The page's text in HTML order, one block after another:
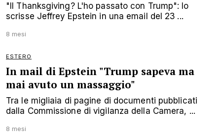
"Il Thanksgiving? L'ho passato con Trump": lo
scrisse Jeffrey Epstein in una email del 23 ...
8 mesi
ESTERO
In mail di Epstein "Trump sapeva ma
mai avuto un massaggio"
Tra le migliaia di pagine di documenti pubblicati
dalla Commissione di vigilanza della Camera, ...
8 mesi